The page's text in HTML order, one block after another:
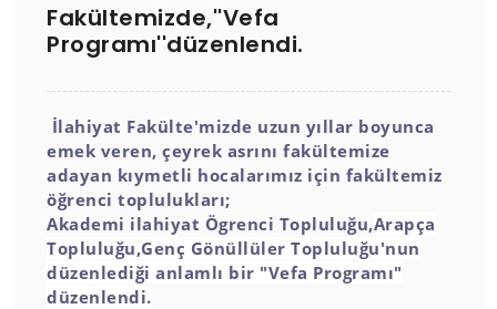
Fakültemizde,''Vefa
Programı''düzenlendi.
İlahiyat Fakülte'mizde uzun yıllar boyunca
emek veren, çeyrek asrını fakültemize
adayan kıymetli hocalarımız için fakültemiz
öğrenci toplulukları;
Akademi ilahiyat Ögrenci Topluluğu,Arapça
Topluluğu,Genç Gönüllüler Topluluğu'nun
düzenlediği anlamlı bir "Vefa Programı"
düzenlendi.